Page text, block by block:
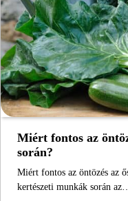
Miért fontos az
során?
Miért fontos az öntözés az
kertészeti munkák során az…